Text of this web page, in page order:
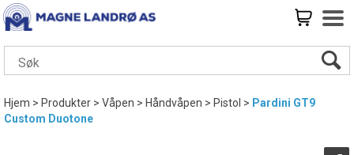
Hjem>Produkter>Våpen>Håndvåpen>Pistol > Pardini GT9
Custom Duotone